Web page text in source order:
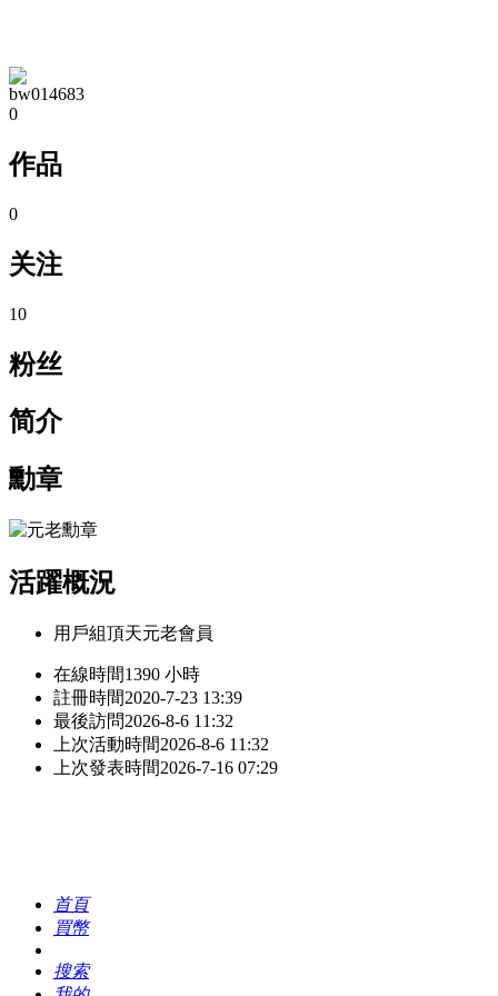
bw014683
0
作品
0
关注
10
粉丝
简介
勳章
活躍概況
用戶組頂天元老會員
在線時間1390 小時
註冊時間2020-7-23 13:39
最後訪問2026-8-6 11:32
上次活動時間2026-8-6 11:32
上次發表時間2026-7-16 07:29
首頁
買幣
搜索